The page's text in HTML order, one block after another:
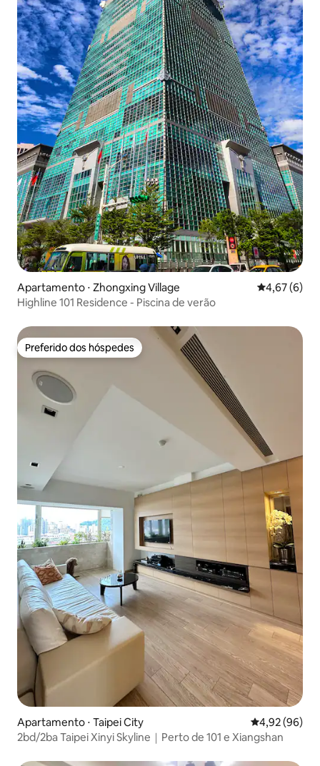
Apartamento ⋅ Zhongxing Village 4,67 de uma
4,67 (6)
Highline 101 Residence - Piscina de verão
Preferido dos hóspedes
Preferido dos hóspedes
Apartamento ⋅ Taipei City 4,92 de uma
4,92 (96)
2bd/2ba Taipei Xinyi Skyline｜Perto de 101 e Xiangshan